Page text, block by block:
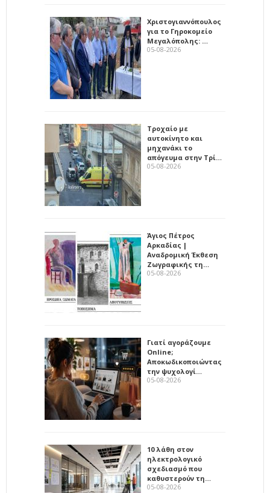
Χριστογιαννόπουλος
για το Γηροκομείο
Μεγαλόπολης: …
05-08-2026
Τροχαίο με
αυτοκίνητο και
μηχανάκι το
απόγευμα στην Τρί…
05-08-2026
Άγιος Πέτρος
Αρκαδίας |
Αναδρομική Έκθεση
Ζωγραφικής τη…
05-08-2026
Γιατί αγοράζουμε
Online;
Αποκωδικοποιώντας
την ψυχολογί…
05-08-2026
10 λάθη στον
ηλεκτρολογικό
σχεδιασμό που
καθυστερούν τη…
05-08-2026